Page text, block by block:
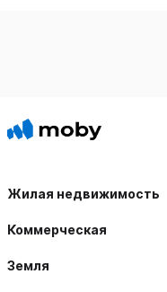
Жилая недвижимость
Коммерческая
Земля